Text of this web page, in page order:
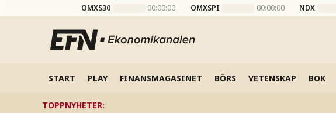
OMXS30 00:00:00 OMXSPI 00:00:00 NDX
START PLAY FINANSMAGASINET BÖRS VETENSKAP BOK
TOPPNYHETER: